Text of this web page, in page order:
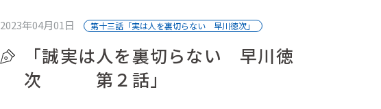
2023年04月01日 第十三話「実は人を裏切らない 早川徳次」
「誠実は人を裏切らない 早川徳
次 第２話」